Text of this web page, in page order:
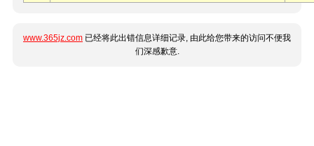
www.365jz.com 已经将此出错信息详细记录, 由此给您带来的访问不便我
们深感歉意.